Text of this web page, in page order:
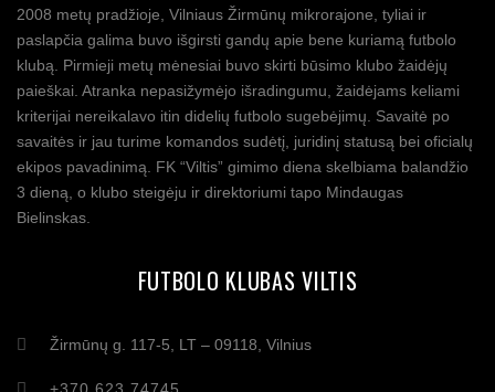
2008 metų pradžioje, Vilniaus Žirmūnų mikrorajone, tyliai ir
paslapčia galima buvo išgirsti gandų apie bene kuriamą futbolo
klubą. Pirmieji metų mėnesiai buvo skirti būsimo klubo žaidėjų
paieškai. Atranka nepasižymėjo išradingumu, žaidėjams keliami
kriterijai nereikalavo itin didelių futbolo sugebėjimų. Savaitė po
savaitės ir jau turime komandos sudėtį, juridinį statusą bei oficialų
ekipos pavadinimą. FK “Viltis” gimimo diena skelbiama balandžio
3 dieną, o klubo steigėju ir direktoriumi tapo Mindaugas
Bielinskas.
FUTBOLO KLUBAS VILTIS
Žirmūnų g. 117-5, LT – 09118, Vilnius